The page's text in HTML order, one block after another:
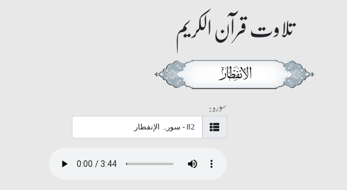
تلاوت قرآن الکریم
سورہ: